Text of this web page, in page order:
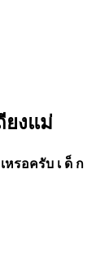
ยงแม่
รอครับ เ ด็ ก